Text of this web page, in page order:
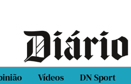
Vídeos DN Sport